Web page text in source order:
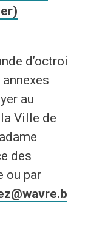
d’octroi
au
Ville de
des
ou par